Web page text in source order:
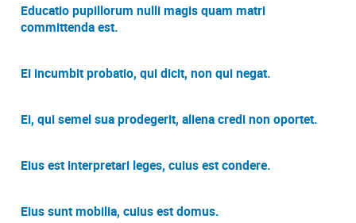
Educatio pupillorum nulli magis quam matri
committenda est.
Ei incumbit probatio, qui dicit, non qui negat.
Ei, qui semel sua prodegerit, aliena credi non oportet.
Eius est interpretari leges, cuius est condere.
Eius sunt mobilia, cuius est domus.